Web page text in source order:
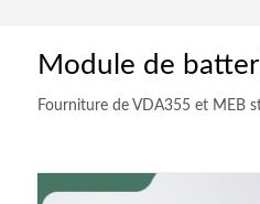
Module de
Fourniture de VDA355 et MEB